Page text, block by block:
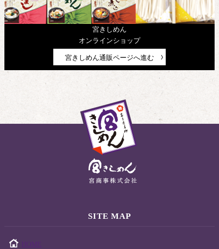
宮きしめん
オンラインショップ
宮きしめん通販ページへ進む
SITE MAP
HOME